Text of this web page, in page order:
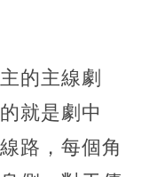
的主線劇
就是劇中
路，每個角